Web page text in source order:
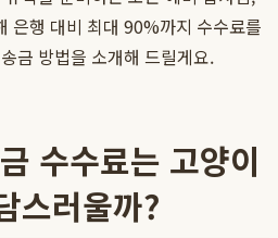
은행 대비 최대 90%까지 수수료를
금 방법을 소개해 드릴게요.
수수료는 고양이
스러울까?